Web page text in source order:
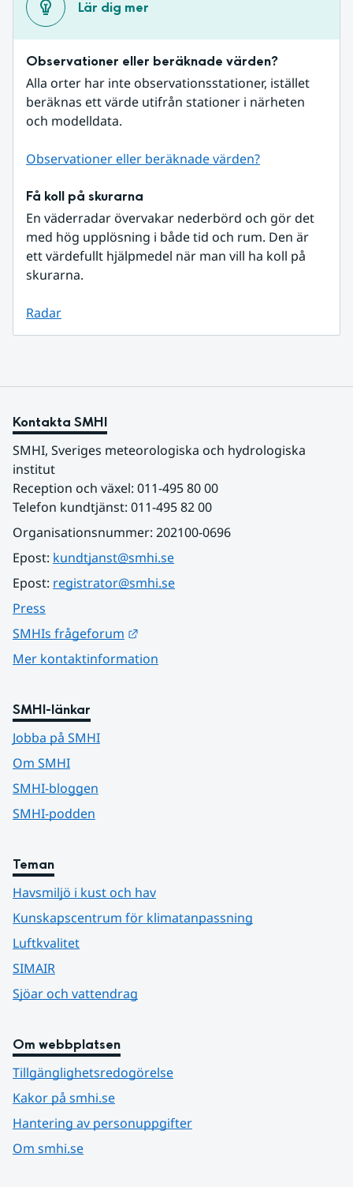
Lär dig mer
Observationer eller beräknade värden?
Alla orter har inte observationsstationer, istället
beräknas ett värde utifrån stationer i närheten
och modelldata.
Observationer eller beräknade värden?
Få koll på skurarna
En väderradar övervakar nederbörd och gör det
med hög upplösning i både tid och rum. Den är
ett värdefullt hjälpmedel när man vill ha koll på
skurarna.
Radar
Kontakta SMHI
SMHI, Sveriges meteorologiska och hydrologiska
institut
Reception och växel: 011-495 80 00
Telefon kundtjänst: 011-495 82 00
Organisationsnummer: 202100-0696
Epost: kundtjanst@smhi.se
Epost: registrator@smhi.se
Press
SMHIs frågeforum
Mer kontaktinformation
SMHI-länkar
Jobba på SMHI
Om SMHI
SMHI-bloggen
SMHI-podden
Teman
Havsmiljö i kust och hav
Kunskapscentrum för klimatanpassning
Luftkvalitet
SIMAIR
Sjöar och vattendrag
Om webbplatsen
Tillgänglighetsredogörelse
Kakor på smhi.se
Hantering av personuppgifter
Om smhi.se